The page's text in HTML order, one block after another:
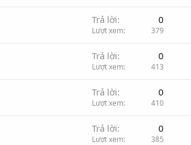
Trả lời 0
Lượt xem 379
Trả lời 0
Lượt xem 413
Trả lời 0
Lượt xem 410
Trả lời 0
Lượt xem 385